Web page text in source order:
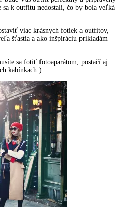
k outfitu nedostali, čo by bola veľká
viac krásnych fotiek a outfitov,
šťastia a ako inšpiráciu prikladám
sa fotiť fotoaparátom, postačí aj
kabínkach.)